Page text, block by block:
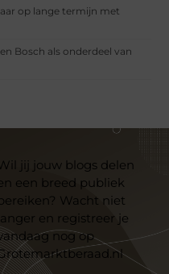
op lange termijn met
Bosch als onderdeel van
jij jouw blogs delen
een breed publiek
Wacht niet
langer en registreer je
nog op